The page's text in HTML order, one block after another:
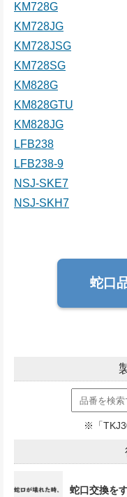
KM728G
KM728JG
KM728JSG
KM728SG
KM828G
KM828GTU
KM828JG
LFB238
LFB238-9
NSJ-SKE7
NSJ-SKH7
蛇口
※「
蛇口交換を